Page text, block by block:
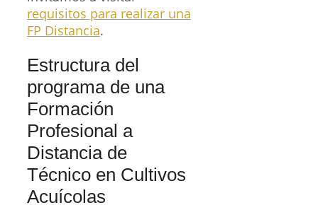
requisitos para realizar una
FP Distancia.
Estructura del
programa de una
Formación
Profesional a
Distancia de
Técnico en Cultivos
Acuícolas